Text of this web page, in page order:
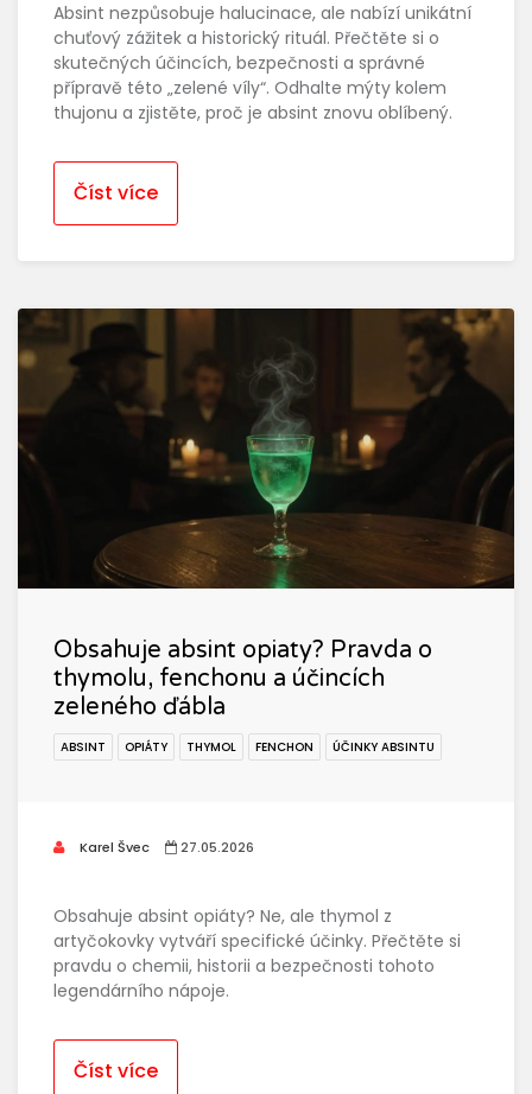
Absint nezpůsobuje halucinace, ale nabízí unikátní
chuťový zážitek a historický rituál. Přečtěte si o
skutečných účincích, bezpečnosti a správné
přípravě této „zelené víly“. Odhalte mýty kolem
thujonu a zjistěte, proč je absint znovu oblíbený.
Číst více
Obsahuje absint opiaty? Pravda o
thymolu, fenchonu a účincích
zeleného ďábla
ABSINT OPIÁTY THYMOL FENCHON ÚČINKY ABSINTU
Karel Švec 27.05.2026
Obsahuje absint opiáty? Ne, ale thymol z
artyčokovky vytváří specifické účinky. Přečtěte si
pravdu o chemii, historii a bezpečnosti tohoto
legendárního nápoje.
Číst více